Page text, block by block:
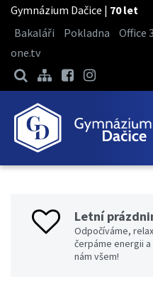
Gymnázium Dačice | 70 let
Bakaláři
Pokladna Office
one.tv
Letní
Odpočíváme,
čerpáme energii
nám všem!